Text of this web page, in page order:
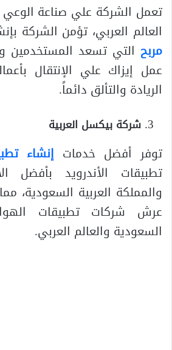
تعمل الشركة علي صناعة الوعي
العالم العربي، تؤمن الشركة
مربح التي تسعد المستخدمين
عمل إيزاك علي الإنتقال
الريادة والتألق دائماً.
شركة بيكسل العربية
توفر أفضل خدمات إنشاء
تطبيقات الأندرويد
والمملكة العربية السعودية،
عرش شركات تطبيقات
السعودية والعالم العربي.